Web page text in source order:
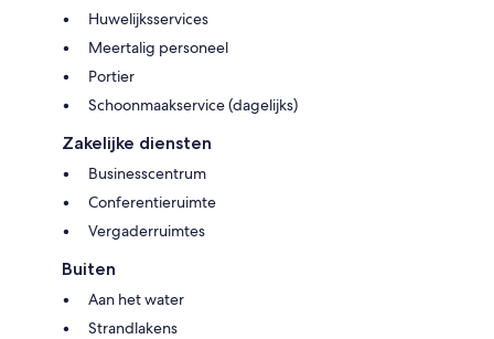
Huwelijksservices
Meertalig personeel
Portier
Schoonmaakservice (dagelijks)
Zakelijke diensten
Businesscentrum
Conferentieruimte
Vergaderruimtes
Buiten
Aan het water
Strandlakens